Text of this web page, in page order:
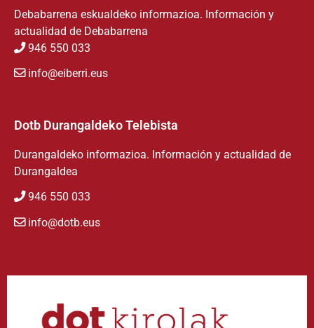
Debabarrena eskualdeko informazioa. Información y
actualidad de Debabarrena
946 550 033
info@eiberri.eus
Dotb Durangaldeko Telebista
Durangaldeko informazioa. Información y actualidad de
Durangaldea
946 550 033
info@dotb.eus